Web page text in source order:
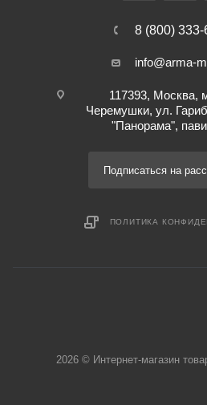
8 (800) 333-
info@arma-
117393, Москва,
Черемушки, ул.
"Панорама",
Подписаться на
ПОЛИТИКА
2026 © Интернет-магазин